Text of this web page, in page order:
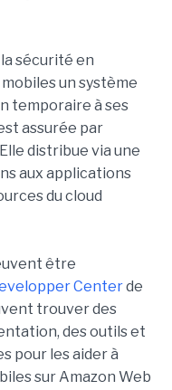
sécurité en
un système
temporaire à ses
assurée par
distribue via une
aux applications
du cloud
être
Centerde
trouver des
des outils et
pour les aider à
sur Amazon Web